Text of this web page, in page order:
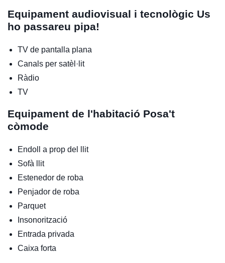
Equipament audiovisual i tecnològic Us
ho passareu pipa!
TV de pantalla plana
Canals per satèl·lit
Ràdio
TV
Equipament de l'habitació Posa't
còmode
Endoll a prop del llit
Sofà llit
Estenedor de roba
Penjador de roba
Parquet
Insonorització
Entrada privada
Caixa forta